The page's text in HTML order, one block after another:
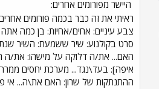
היישר מפורומים אחרים:
ראיתי את זה כבר בכמה פורומים
צבע עיניים: אחים/אחיות: בן כמה
סרט בקולנוע: שיר ששמעת: השיר
האם... את/ה דלוקה על מישהו: את/ה
איפה]: בעד\נגד... מערכת יחסים
ההתנתקות של שרון: האם את\ה... אי